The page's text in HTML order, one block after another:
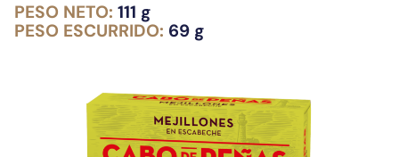
PESO NETO: 111 g
PESO ESCURRIDO: 69 g